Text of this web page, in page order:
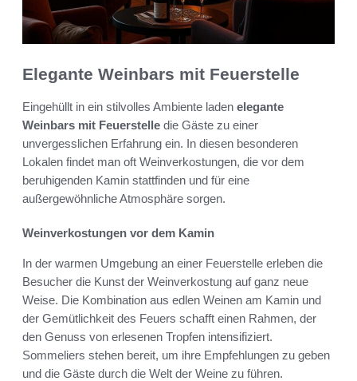
Elegante Weinbars mit Feuerstelle
Eingehüllt in ein stilvolles Ambiente laden elegante
Weinbars mit Feuerstelle die Gäste zu einer
unvergesslichen Erfahrung ein. In diesen besonderen
Lokalen findet man oft Weinverkostungen, die vor dem
beruhigenden Kamin stattfinden und für eine
außergewöhnliche Atmosphäre sorgen.
Weinverkostungen vor dem Kamin
In der warmen Umgebung an einer Feuerstelle erleben die
Besucher die Kunst der Weinverkostung auf ganz neue
Weise. Die Kombination aus edlen Weinen am Kamin und
der Gemütlichkeit des Feuers schafft einen Rahmen, der
den Genuss von erlesenen Tropfen intensifiziert.
Sommeliers stehen bereit, um ihre Empfehlungen zu geben
und die Gäste durch die Welt der Weine zu führen.